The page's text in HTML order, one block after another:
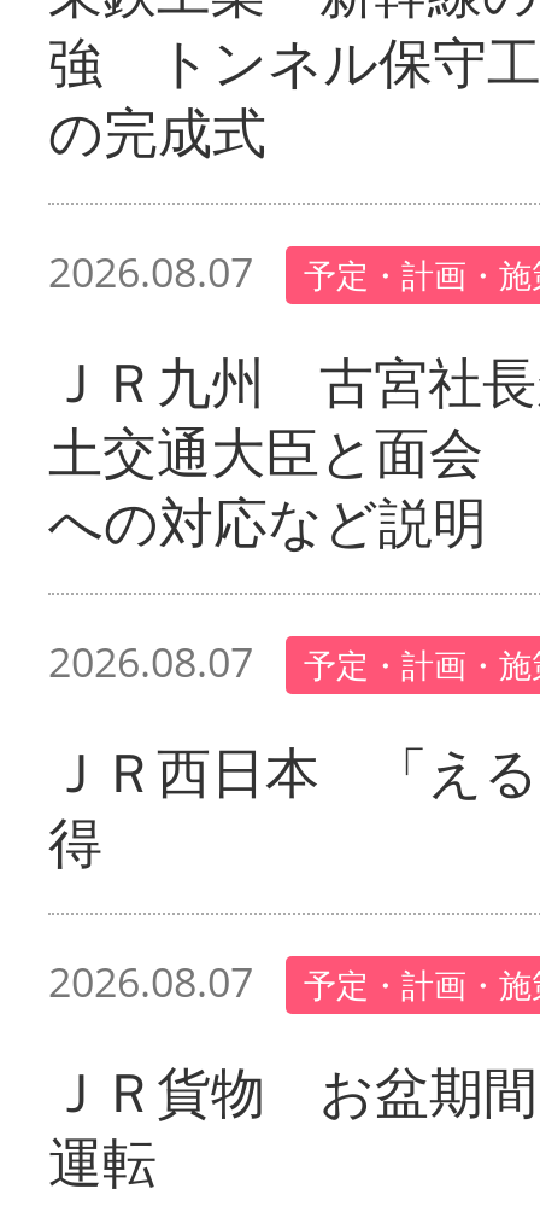
強 トンネル保守
の完成式
2026.08.07 予定・計画・
ＪＲ九州 古宮社
土交通大臣と面会
への対応など説明
2026.08.07 予定・計画・
ＪＲ西日本 「え
得
2026.08.07 予定・計画・
ＪＲ貨物 お盆期
運転